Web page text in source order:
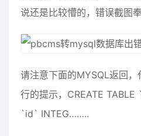
说还是比较懵的，错误截图奉
请注意下面的MYSQL返回，
行的提示，CREATE TABLE `
`id` INTEG……..